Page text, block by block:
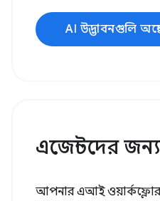
AI উদ্ভাবনগুলি
এজেন্টদের
আপনার এআই ওয়ার্কফ্লোর